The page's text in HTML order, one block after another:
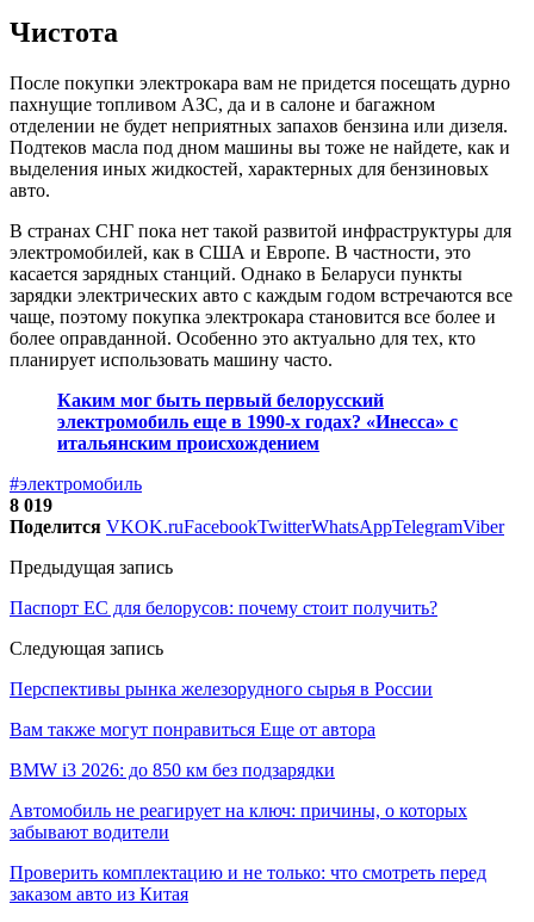
Чистота
После покупки электрокара вам не придется посещать дурно
пахнущие топливом АЗС, да и в салоне и багажном
отделении не будет неприятных запахов бензина или дизеля.
Подтеков масла под дном машины вы тоже не найдете, как и
выделения иных жидкостей, характерных для бензиновых
авто.
В странах СНГ пока нет такой развитой инфраструктуры для
электромобилей, как в США и Европе. В частности, это
касается зарядных станций. Однако в Беларуси пункты
зарядки электрических авто с каждым годом встречаются все
чаще, поэтому покупка электрокара становится все более и
более оправданной. Особенно это актуально для тех, кто
планирует использовать машину часто.
Каким мог быть первый белорусский
электромобиль еще в 1990-х годах? «Инесса» с
итальянским происхождением
#электромобиль
8 019
Поделится VKOK.ruFacebookTwitterWhatsAppTelegramViber
Предыдущая запись
Паспорт ЕС для белорусов: почему стоит получить?
Следующая запись
Перспективы рынка железорудного сырья в России
Вам также могут понравиться Еще от автора
BMW i3 2026: до 850 км без подзарядки
Автомобиль не реагирует на ключ: причины, о которых
забывают водители
Проверить комплектацию и не только: что смотреть перед
заказом авто из Китая